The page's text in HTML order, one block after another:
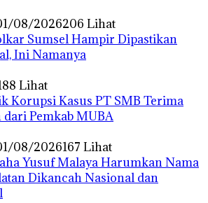
08/2026206 Lihat
Sumsel Hampir Dipastikan
Ini Namanya
Lihat
Korupsi Kasus PT SMB Terima
dari Pemkab MUBA
08/2026167 Lihat
Yusuf Malaya Harumkan Nama
Dikancah Nasional dan